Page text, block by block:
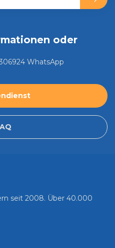
oder
WhatsApp
seit 2008. Über 40.000